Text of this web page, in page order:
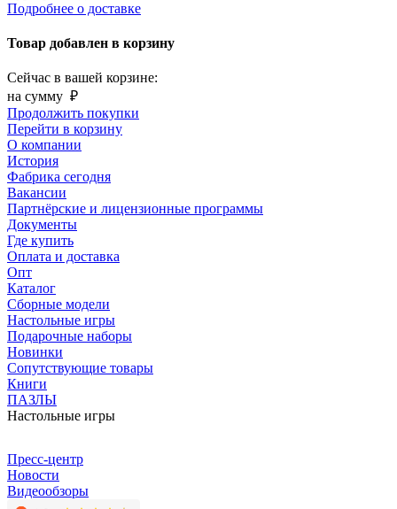
Подробнее о доставке
Товар добавлен в корзину
Сейчас в вашей корзине:
на сумму ₽
Продолжить покупки
Перейти в корзину
О компании
История
Фабрика сегодня
Вакансии
Партнёрские и лицензионные программы
Документы
Где купить
Оплата и доставка
Опт
Каталог
Сборные модели
Настольные игры
Подарочные наборы
Новинки
Сопутствующие товары
Книги
ПАЗЛЫ
Настольные игры
Пресс-центр
Новости
Видеообзоры